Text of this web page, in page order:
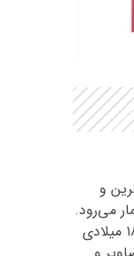
و
می‌رود.
این نوع از چاپ اولین بار در قرن ۱۸ میلادی